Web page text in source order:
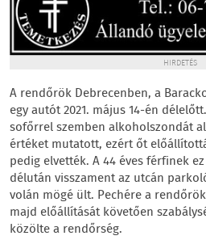
HIRDETÉS
A rendőrök Debrecenben, a
egy autót 2021. május 14-én
sofőrrel szemben alkoholszondát
értéket mutatott, ezért őt
pedig elvették. A 44 éves férfinek
délután visszament az utcán
volán mögé ült. Pechére a
majd előállítását követően
közölte a rendőrség.